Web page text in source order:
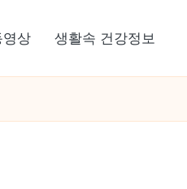
영상 생활속 건강정보